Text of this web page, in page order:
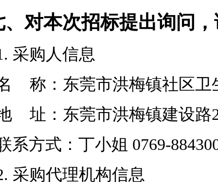
、对本次招标提出询问
采购人信息
称：东莞市洪梅镇社区卫
址：东莞市洪梅镇建设路
系方式： 丁小姐 0769-
采购代理机构信息